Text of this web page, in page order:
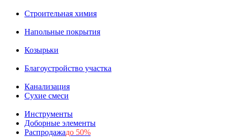
Строительная химия
Напольные покрытия
Козырьки
Благоустройство участка
Канализация
Сухие смеси
Инструменты
Доборные элементы
Распродажадо 50%